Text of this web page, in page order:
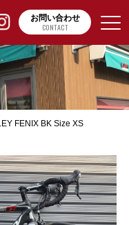
お問い合わせ
CONTACT
FENIX BK Size XS